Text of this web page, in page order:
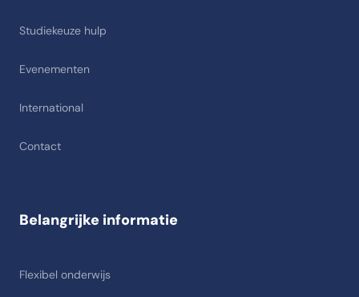
Studiekeuze hulp
Evenementen
International
Contact
Belangrijke informatie
Flexibel onderwijs